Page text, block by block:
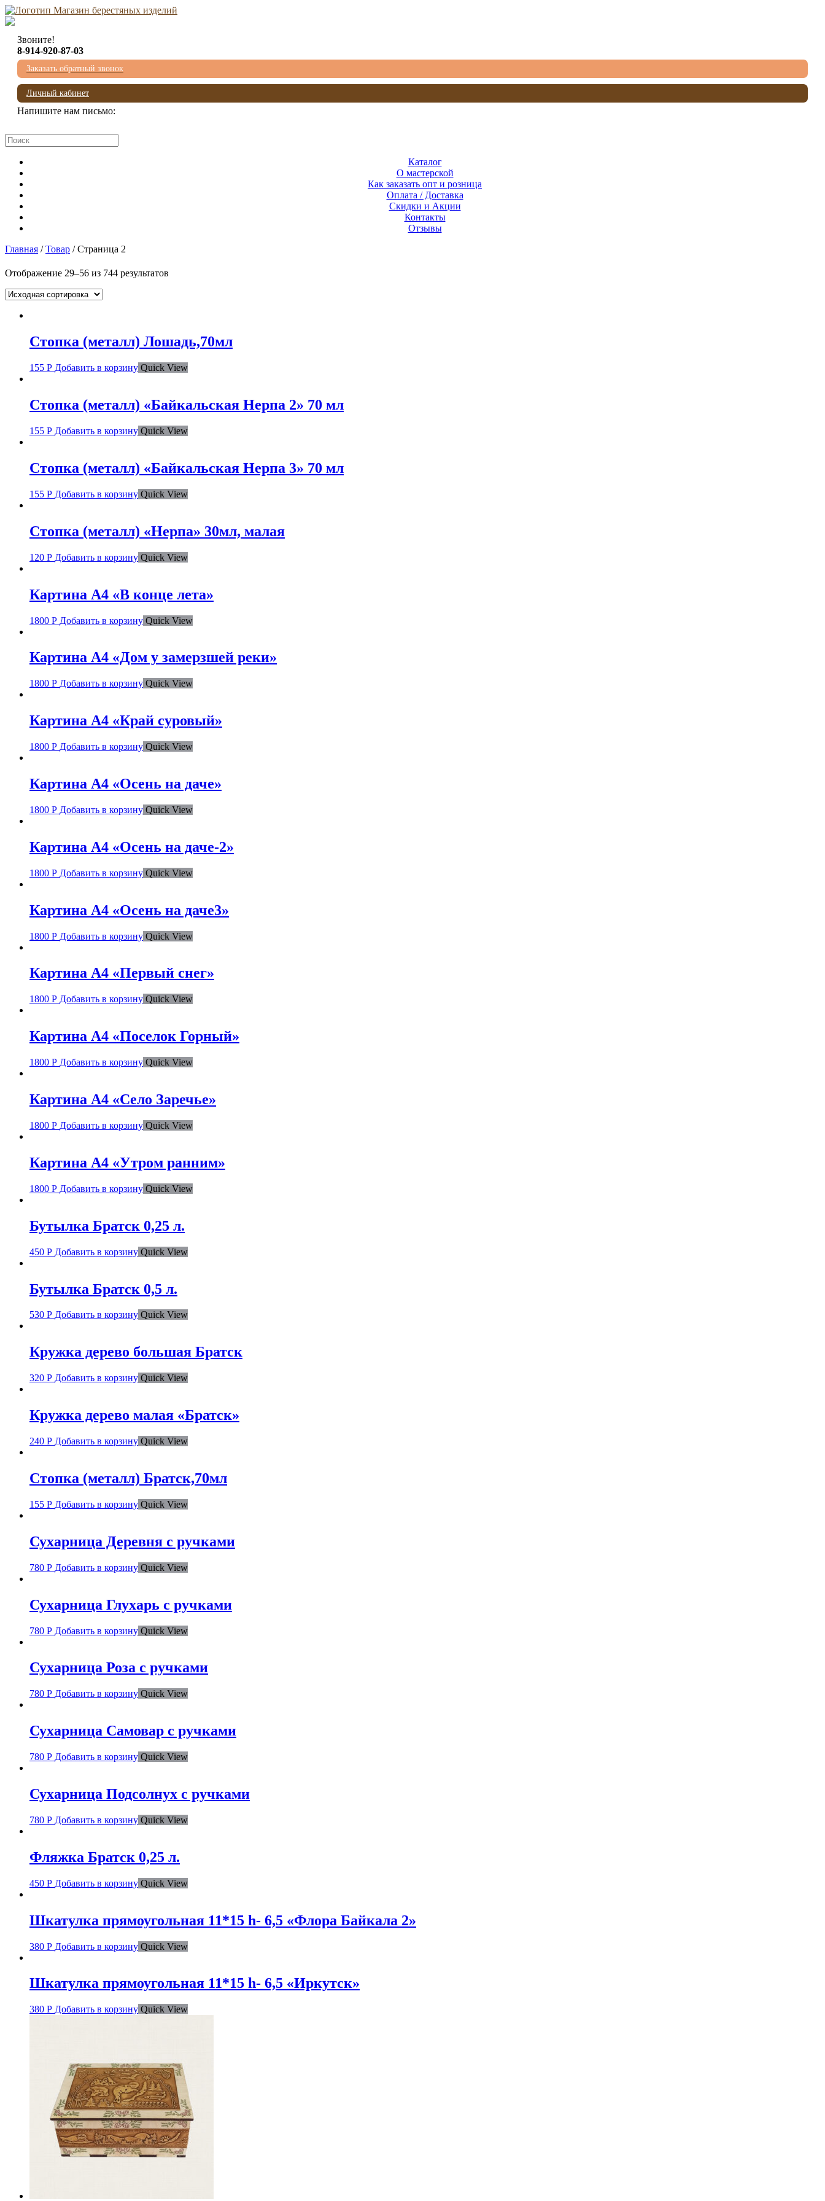
Звоните!
8-914-920-87-03
Заказать обратный звонок
Личный кабинет
Напишите нам письмо:
Каталог
О мастерской
Как заказать опт и розница
Оплата / Доставка
Скидки и Акции
Контакты
Отзывы
Главная /Товар / Страница 2
Отображение 29–56 из 744 результатов
Стопка (металл) Лошадь,70мл
155 Р Добавить в корзину Quick View
Стопка (металл) «Байкальская Нерпа 2» 70 мл
155 Р Добавить в корзину Quick View
Стопка (металл) «Байкальская Нерпа 3» 70 мл
155 Р Добавить в корзину Quick View
Стопка (металл) «Нерпа» 30мл, малая
120 Р Добавить в корзину Quick View
Картина А4 «В конце лета»
1800 Р Добавить в корзину Quick View
Картина А4 «Дом у замерзшей реки»
1800 Р Добавить в корзину Quick View
Картина А4 «Край суровый»
1800 Р Добавить в корзину Quick View
Картина А4 «Осень на даче»
1800 Р Добавить в корзину Quick View
Картина А4 «Осень на даче-2»
1800 Р Добавить в корзину Quick View
Картина А4 «Осень на даче3»
1800 Р Добавить в корзину Quick View
Картина А4 «Первый снег»
1800 Р Добавить в корзину Quick View
Картина А4 «Поселок Горный»
1800 Р Добавить в корзину Quick View
Картина А4 «Село Заречье»
1800 Р Добавить в корзину Quick View
Картина А4 «Утром ранним»
1800 Р Добавить в корзину Quick View
Бутылка Братск 0,25 л.
450 Р Добавить в корзину Quick View
Бутылка Братск 0,5 л.
530 Р Добавить в корзину Quick View
Кружка дерево большая Братск
320 Р Добавить в корзину Quick View
Кружка дерево малая «Братск»
240 Р Добавить в корзину Quick View
Стопка (металл) Братск,70мл
155 Р Добавить в корзину Quick View
Сухарница Деревня с ручками
780 Р Добавить в корзину Quick View
Сухарница Глухарь с ручками
780 Р Добавить в корзину Quick View
Сухарница Роза с ручками
780 Р Добавить в корзину Quick View
Сухарница Самовар с ручками
780 Р Добавить в корзину Quick View
Сухарница Подсолнух с ручками
780 Р Добавить в корзину Quick View
Фляжка Братск 0,25 л.
450 Р Добавить в корзину Quick View
Шкатулка прямоугольная 11*15 h- 6,5 «Флора Байкала 2»
380 Р Добавить в корзину Quick View
Шкатулка прямоугольная 11*15 h- 6,5 «Иркутск»
380 Р Добавить в корзину Quick View